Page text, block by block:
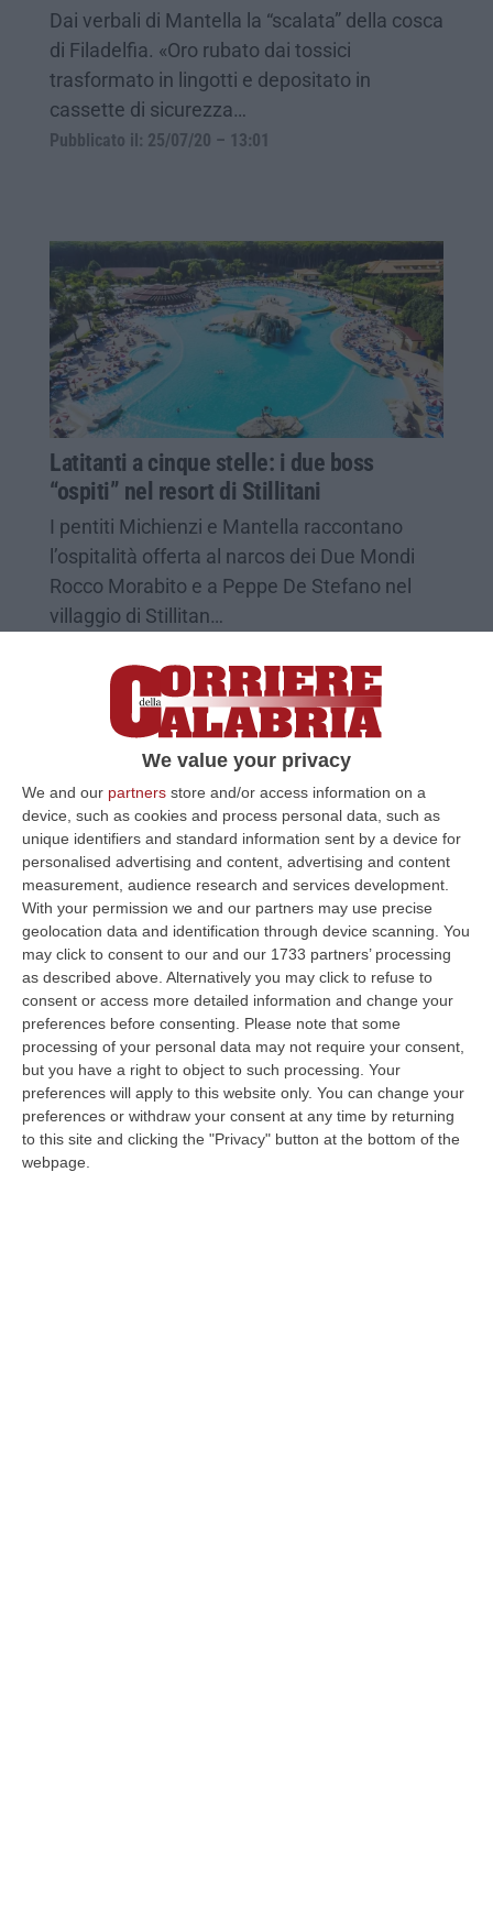
We value your privacy
We and our partners store and/or access information on a
device, such as cookies and process personal data, such as
unique identifiers and standard information sent by a device for
personalised advertising and content, advertising and content
measurement, audience research and services development.
With your permission we and our partners may use precise
geolocation data and identification through device scanning. You
may click to consent to our and our 1733 partners’ processing
as described above. Alternatively you may click to refuse to
consent or access more detailed information and change your
preferences before consenting. Please note that some
processing of your personal data may not require your consent,
but you have a right to object to such processing. Your
preferences will apply to this website only. You can change your
preferences or withdraw your consent at any time by returning
to this site and clicking the "Privacy" button at the bottom of the
webpage.
Dai verbali di Mantella la “scalata” della cosca
di Filadelfia. «Oro rubato dai tossici
trasformato in lingotti e depositato in
cassette di sicurezza…
Pubblicato il: 25/07/20 – 13:01
Latitanti a cinque stelle: i due boss
“ospiti” nel resort di Stillitani
I pentiti Michienzi e Mantella raccontano
l’ospitalità offerta al narcos dei Due Mondi
Rocco Morabito e a Peppe De Stefano nel
villaggio di Stillitan…
Accordi trasversali tra clan: così si
spartivano il business del caro estinto a
Lamezia
La ditta Putrino controlla le notizie sui
decessi nella struttura sanitaria. E “cede”
alcuni servizi funebri alla “Gardenia sas”,
azienda riconducibi…